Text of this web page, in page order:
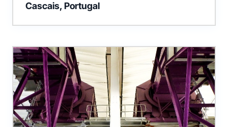
Cascais, Portugal